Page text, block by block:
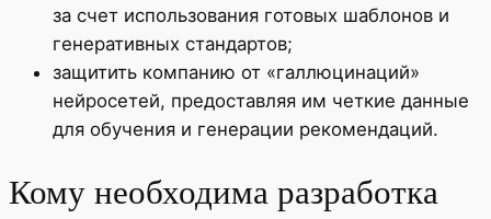
за счет использования готовых шаблонов и
генеративных стандартов;
защитить компанию от «галлюцинаций»
нейросетей, предоставляя им четкие данные
для обучения и генерации рекомендаций.
Кому необходима разработка